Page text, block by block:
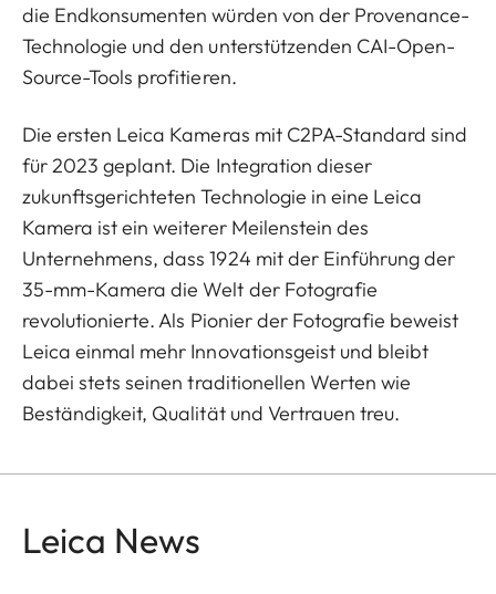
die Endkonsumenten würden von der Provenance-
Technologie und den unterstützenden CAI-Open-
Source-Tools profitieren.
Die ersten Leica Kameras mit C2PA-Standard sind
für 2023 geplant. Die Integration dieser
zukunftsgerichteten Technologie in eine Leica
Kamera ist ein weiterer Meilenstein des
Unternehmens, dass 1924 mit der Einführung der
35-mm-Kamera die Welt der Fotografie
revolutionierte. Als Pionier der Fotografie beweist
Leica einmal mehr Innovationsgeist und bleibt
dabei stets seinen traditionellen Werten wie
Beständigkeit, Qualität und Vertrauen treu.
Leica News